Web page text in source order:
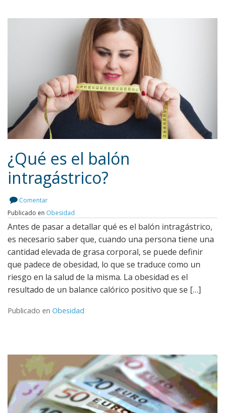
¿Qué es el balón
intragástrico?
Comentar
Publicado en Obesidad
Antes de pasar a detallar qué es el balón intragástrico,
es necesario saber que, cuando una persona tiene una
cantidad elevada de grasa corporal, se puede definir
que padece de obesidad, lo que se traduce como un
riesgo en la salud de la misma. La obesidad es el
resultado de un balance calórico positivo que se […]
Publicado en Obesidad